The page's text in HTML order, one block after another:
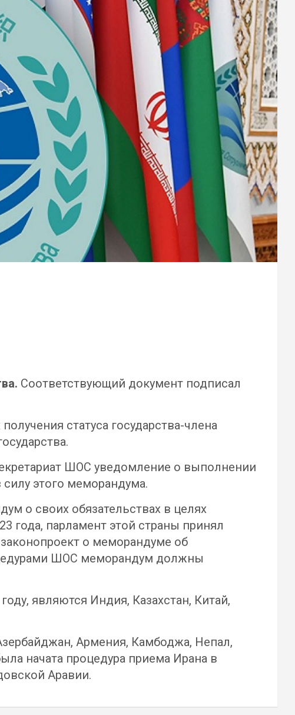
Соответствующий документ подписал
статуса государства-члена
ШОС уведомление о выполнении
этого меморандума.
о своих обязательствах в целях
года, парламент этой страны принял
о меморандуме об
ШОС меморандум должны
являются Индия, Казахстан, Китай,
Армения, Камбоджа, Непал,
начата процедура приема Ирана в
Аравии.